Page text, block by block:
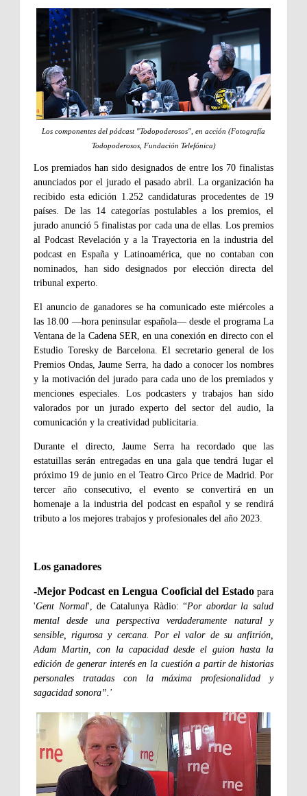
Los componentes del pódcast "Todopoderosos", en acción (Fotografía
Todopoderosos, Fundación Telefónica)
Los premiados han sido designados de entre los 70 finalistas
anunciados por el jurado el pasado abril. La organización ha
recibido esta edición 1.252 candidaturas procedentes de 19
países. De las 14 categorías postulables a los premios, el
jurado anunció 5 finalistas por cada una de ellas. Los premios
al Podcast Revelación y a la Trayectoria en la industria del
podcast en España y Latinoamérica, que no contaban con
nominados, han sido designados por elección directa del
tribunal experto.
El anuncio de ganadores se ha comunicado este miércoles a
las 18.00 —hora peninsular española— desde el programa La
Ventana de la Cadena SER, en una conexión en directo con el
Estudio Toresky de Barcelona. El secretario general de los
Premios Ondas, Jaume Serra, ha dado a conocer los nombres
y la motivación del jurado para cada uno de los premiados y
menciones especiales. Los podcasters y trabajos han sido
valorados por un jurado experto del sector del audio, la
comunicación y la creatividad publicitaria.
Durante el directo, Jaume Serra ha recordado que las
estatuillas serán entregadas en una gala que tendrá lugar el
próximo 19 de junio en el Teatro Circo Price de Madrid. Por
tercer año consecutivo, el evento se convertirá en un
homenaje a la industria del podcast en español y se rendirá
tributo a los mejores trabajos y profesionales del año 2023.
Los ganadores
-Mejor Podcast en Lengua Cooficial del Estadopara
'Gent Normal', de Catalunya Ràdio: “Por abordar la salud
mental desde una perspectiva verdaderamente natural y
sensible, rigurosa y cercana. Por el valor de su anfitrión,
Adam Martin, con la capacidad desde el guion hasta la
edición de generar interés en la cuestión a partir de historias
personales tratadas con la máxima profesionalidad y
sagacidad sonora”.'